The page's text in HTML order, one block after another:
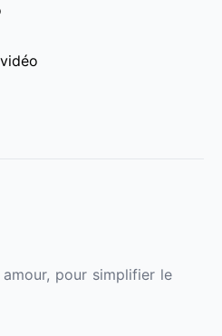
pour simplifier le